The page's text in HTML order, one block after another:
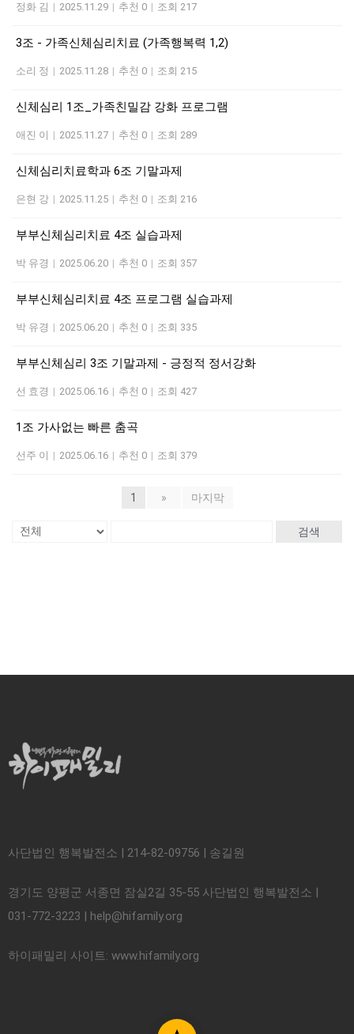
정화 김 | 2025.11.29 | 추천 0 | 조회 217
3조 - 가족신체심리치료 (가족행복력 1,2)
소리 정 | 2025.11.28 | 추천 0 | 조회 215
신체심리 1조_가족친밀감 강화 프로그램
애진 이 | 2025.11.27 | 추천 0 | 조회 289
신체심리치료학과 6조 기말과제
은현 강 | 2025.11.25 | 추천 0 | 조회 216
부부신체심리치료 4조 실습과제
박 유경 | 2025.06.20 | 추천 0 | 조회 357
부부신체심리치료 4조 프로그램 실습과제
박 유경 | 2025.06.20 | 추천 0 | 조회 335
부부신체심리 3조 기말과제 - 긍정적 정서강화
선 효경 | 2025.06.16 | 추천 0 | 조회 427
1조 가사없는 빠른 춤곡
선주 이 | 2025.06.16 | 추천 0 | 조회 379
1 » 마지막
검색
사단법인 행복발전소 | 214-82-09756 | 송길원
경기도 양평군 서종면 잠실2길 35-55 사단법인 행복발전소 |
031-772-3223 | help@hifamily.org
하이패밀리 사이트: www.hifamily.org